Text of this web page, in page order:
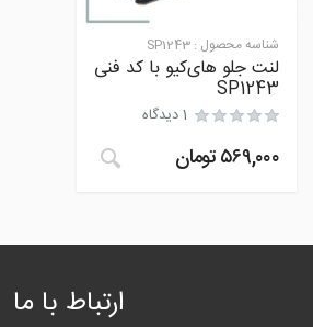
شناسه محصول : SP1243
لنت جلو های‌کیو با کد فنی
SP1243
مشتری
1 دیدگاه
۵۶۹,۰۰۰تومان
ارتباط با ما